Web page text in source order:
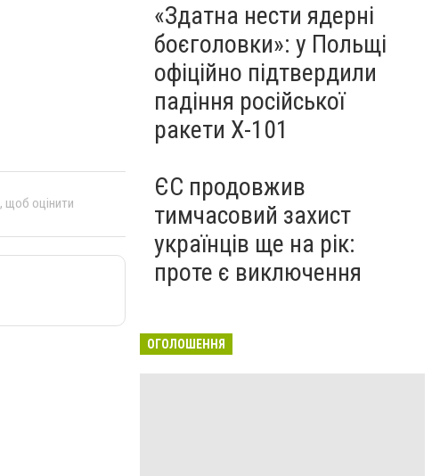
, щоб оцінити
«Здатна нести ядерні
боєголовки»: у Польщі
офіційно підтвердили
падіння російської
ракети Х-101
ЄС продовжив
тимчасовий захист
українців ще на рік:
проте є виключення
ОГОЛОШЕННЯ